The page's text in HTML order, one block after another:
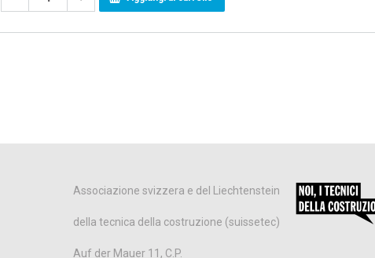
Associazione svizzera e del Liechtenstein
della tecnica della costruzione (suissetec)
Auf der Mauer 11, C.P.